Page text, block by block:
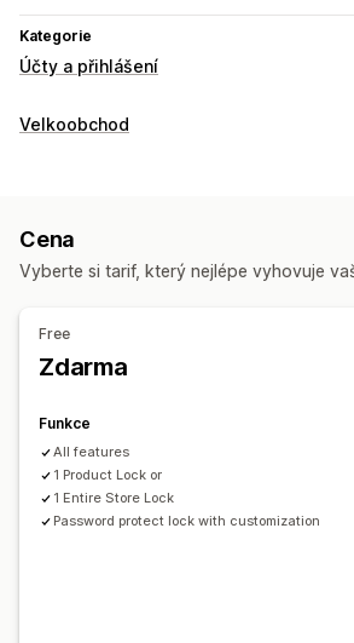
Kategorie
Účty a přihlášení
Správa účtu
Schvalování žádostí
Zamykání stránek
Ochrana heslem
Velkoobchod
Cena
Vyberte si tarif, který nejlépe vyhovuje
Free
Zdarma
Funkce
All features
1 Product Lock or
1 Entire Store Lock
Password protect lock with customization